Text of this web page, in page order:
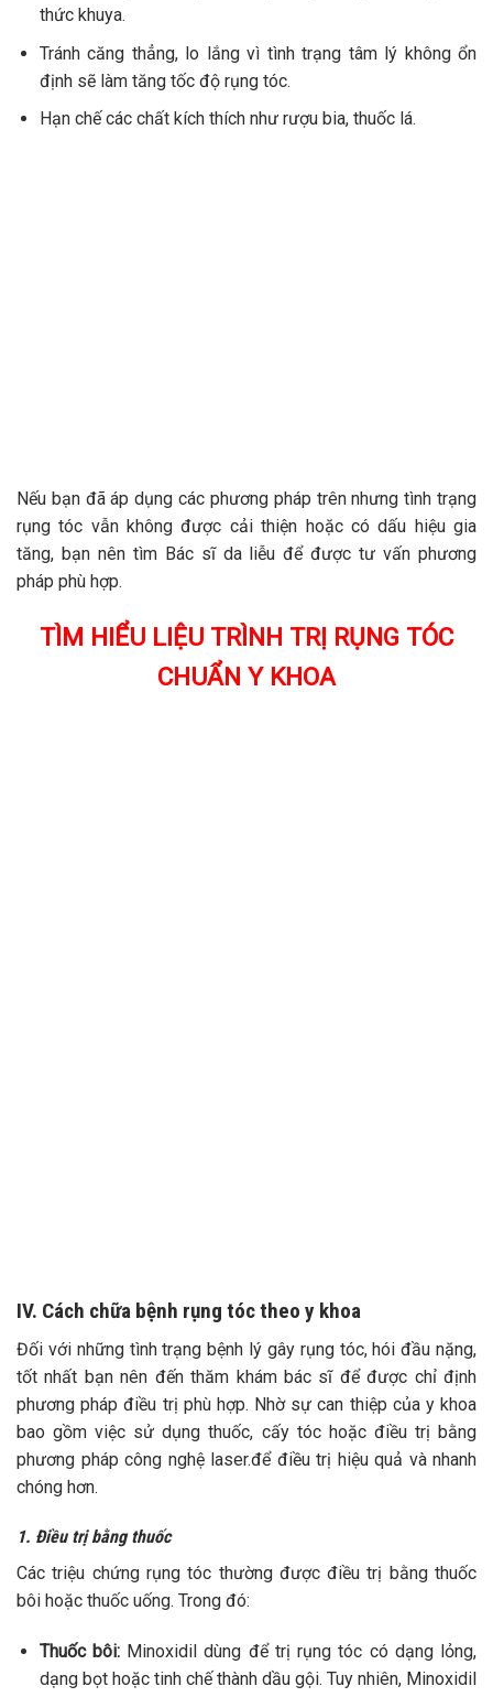
thức khuya.
Tránh căng thẳng, lo lắng vì tình trạng tâm lý không ổn
định sẽ làm tăng tốc độ rụng tóc.
Hạn chế các chất kích thích như rượu bia, thuốc lá.
Nếu bạn đã áp dụng các phương pháp trên nhưng tình trạng
rụng tóc vẫn không được cải thiện hoặc có dấu hiệu gia
tăng, bạn nên tìm Bác sĩ da liễu để được tư vấn phương
pháp phù hợp.
TÌM HIỂU LIỆU TRÌNH TRỊ RỤNG TÓC
CHUẨN Y KHOA
IV. Cách chữa bệnh rụng tóc theo y khoa
Đối với những tình trạng bệnh lý gây rụng tóc, hói đầu nặng,
tốt nhất bạn nên đến thăm khám bác sĩ để được chỉ định
phương pháp điều trị phù hợp. Nhờ sự can thiệp của y khoa
bao gồm việc sử dụng thuốc, cấy tóc hoặc điều trị bằng
phương pháp công nghệ laser.để điều trị hiệu quả và nhanh
chóng hơn.
1. Điều trị bằng thuốc
Các triệu chứng rụng tóc thường được điều trị bằng thuốc
bôi hoặc thuốc uống. Trong đó:
Thuốc bôi: Minoxidil dùng để trị rụng tóc có dạng lỏng,
dạng bọt hoặc tinh chế thành dầu gội. Tuy nhiên, Minoxidil